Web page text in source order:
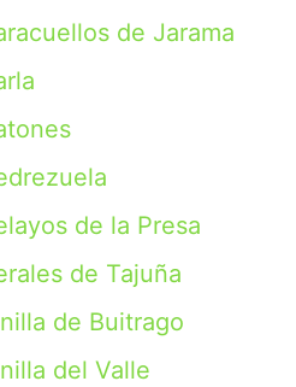
de Jarama
de la Presa
de Tajuña
de Buitrago
del Valle